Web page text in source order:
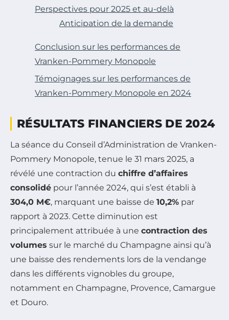
Perspectives pour 2025 et au-delà
Anticipation de la demande
Conclusion sur les performances de
Vranken-Pommery Monopole
Témoignages sur les performances de
Vranken-Pommery Monopole en 2024
RÉSULTATS FINANCIERS DE 2024
La séance du Conseil d’Administration de Vranken-
Pommery Monopole, tenue le 31 mars 2025, a
révélé une contraction du chiffre d’affaires
consolidé pour l’année 2024, qui s’est établi à
304,0 M€, marquant une baisse de 10,2% par
rapport à 2023. Cette diminution est
principalement attribuée à une contraction des
volumes sur le marché du Champagne ainsi qu’à
une baisse des rendements lors de la vendange
dans les différents vignobles du groupe,
notamment en Champagne, Provence, Camargue
et Douro.